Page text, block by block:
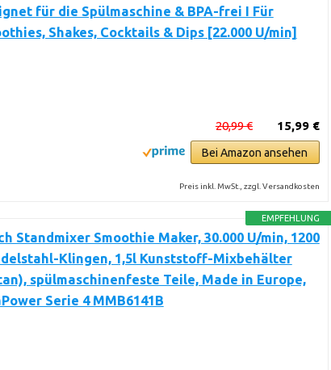
für die Spülmaschine & BPA-frei I Für
Shakes, Cocktails & Dips [22.000 U/min]
15,99 €
20,99 €
Bei Amazon ansehen
Preis inkl. MwSt., zzgl. Versandkosten
EMPFEHLUNG
Standmixer Smoothie Maker, 30.000 U/min, 1200
Klingen, 1,5l Kunststoff-Mixbehälter
spülmaschinenfeste Teile, Made in Europe,
Serie 4 MMB6141B